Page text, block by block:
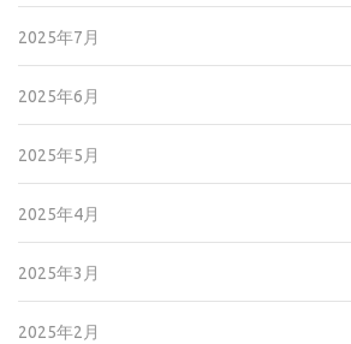
2025年7月
2025年6月
2025年5月
2025年4月
2025年3月
2025年2月